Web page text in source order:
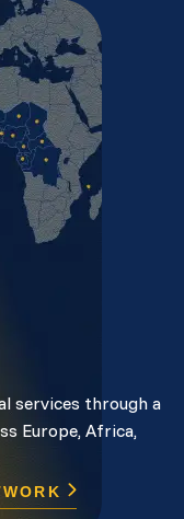
services through a
Europe, Africa,